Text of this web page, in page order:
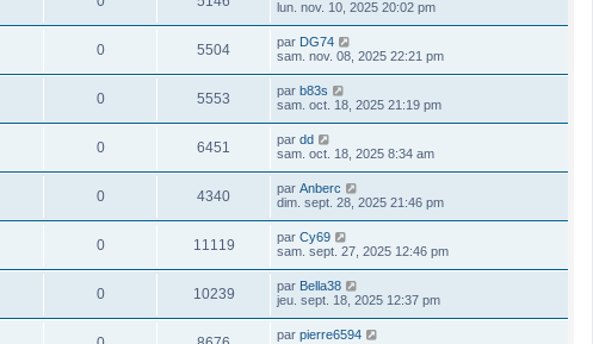
lun. nov. 10, 2025 20:02 pm
0 5504 par DG74
sam. nov. 08, 2025 22:21 pm
0 5553 par b83s
sam. oct. 18, 2025 21:19 pm
0 6451 par dd
sam. oct. 18, 2025 8:34 am
0 4340 par Anberc
dim. sept. 28, 2025 21:46 pm
0 11119 par Cy69
sam. sept. 27, 2025 12:46 pm
0 10239 par Bella38
jeu. sept. 18, 2025 12:37 pm
par pierre6594